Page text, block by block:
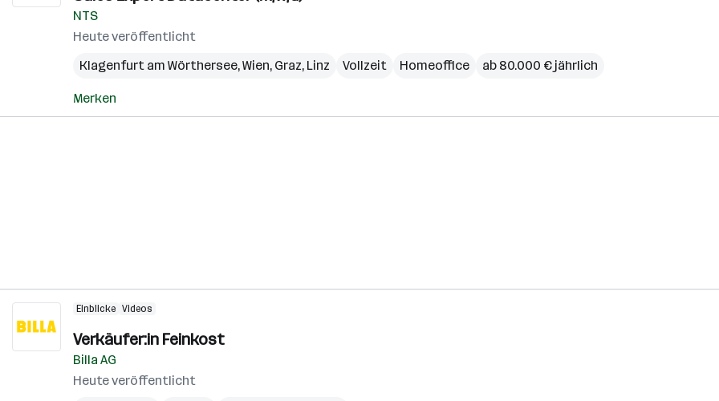
NTS
Heute veröffentlicht
Klagenfurt am Wörthersee,Wien, Graz, Linz Vollzeit Homeoffice ab 80.000 € jährlich
Merken
Einblicke Videos
Verkäufer:in Feinkost
Billa AG
Heute veröffentlicht